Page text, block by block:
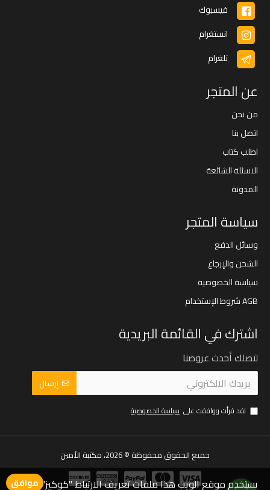
فيسبوك
انستغرام
تلغرام
عن المتجر
من نحن
اتصل بنا
اطلب كتاب
الاسئلة الشائعة
المدونة
سياسة المتجر
وسائل الدفع
الشحن والإرجاع
سياسة الخصوصية
AGB شروط الإستخدام
اشترك في القائمة البريدية
لتصلك أحدث عروضنا
إرسال
لقد قرأت ووافقت على سياسة الخصوصية
جميع الحقوق محفوظة © 2026، مكتبة الأمين
موافق
يستخدم موقع الويب هذا ملفات تعريف الارتباط "كوكيز" لضمان